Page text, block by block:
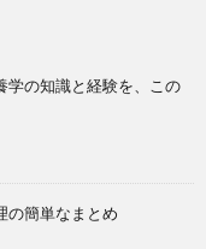
学の知識と経験を、この
の簡単なまとめ